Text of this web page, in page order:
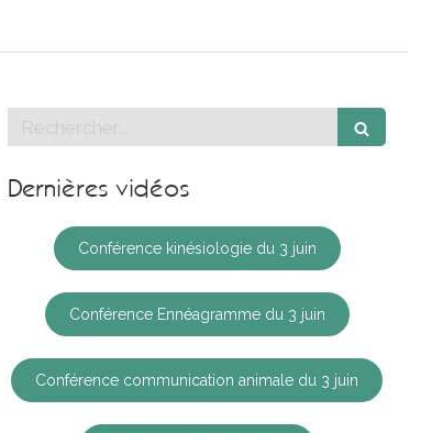
Dernières vidéos
Conférence kinésiologie du 3 juin
Conférence Ennéagramme du 3 juin
Conférence communication animale du 3 juin